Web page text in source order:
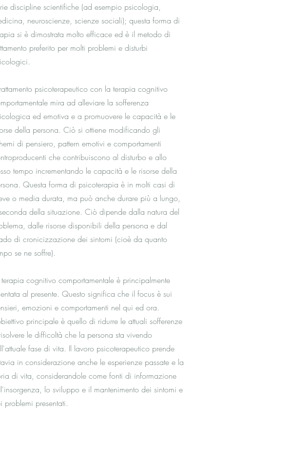
discipline scientifiche (ad esempio psicologia,
neuroscienze, scienze sociali); questa forma di
si è dimostrata molto efficace ed è il metodo di
preferito per molti problemi e disturbi
psicoterapeutico con la terapia cognitivo
mira ad alleviare la sofferenza
ed emotiva e a promuovere le capacità e le
della persona. Ciò si ottiene modificando gli
di pensiero, pattern emotivi e comportamenti
che contribuiscono al disturbo e allo
tempo incrementando le capacità e le risorse della
Questa forma di psicoterapia è in molti casi di
o media durata, ma può anche durare più a lungo,
della situazione. Ciò dipende dalla natura del
dalle risorse disponibili della persona e dal
di cronicizzazione dei sintomi (cioè da quanto
se ne soffre).
terapia cognitivo comportamentale è principalmente
al presente. Questo significa che il focus è sui
emozioni e comportamenti nel qui ed ora.
principale è quello di ridurre le attuali sofferenze
le difficoltà che la persona sta vivendo
fase di vita. Il lavoro psicoterapeutico prende
in considerazione anche le esperienze passate e la
di vita, considerandole come fonti di informazione
lo sviluppo e il mantenimento dei sintomi e
problemi presentati.